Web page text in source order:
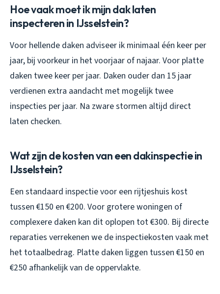
Hoe vaak moet ik mijn dak laten
inspecteren in IJsselstein?
Voor hellende daken adviseer ik minimaal één keer per
jaar, bij voorkeur in het voorjaar of najaar. Voor platte
daken twee keer per jaar. Daken ouder dan 15 jaar
verdienen extra aandacht met mogelijk twee
inspecties per jaar. Na zware stormen altijd direct
laten checken.
Wat zijn de kosten van een dakinspectie in
IJsselstein?
Een standaard inspectie voor een rijtjeshuis kost
tussen €150 en €200. Voor grotere woningen of
complexere daken kan dit oplopen tot €300. Bij directe
reparaties verrekenen we de inspectiekosten vaak met
het totaalbedrag. Platte daken liggen tussen €150 en
€250 afhankelijk van de oppervlakte.